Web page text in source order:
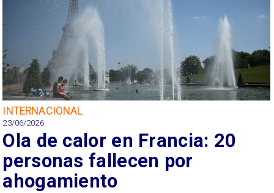
INTERNACIONAL
23/06/2026
Ola de calor en Francia: 20
personas fallecen por
ahogamiento